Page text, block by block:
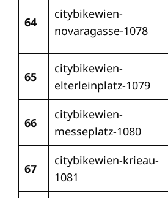
64
citybikewien-
novaragasse-1078
65
citybikewien-
elterleinplatz-1079
66
citybikewien-
messeplatz-1080
67
citybikewien-krieau-
1081